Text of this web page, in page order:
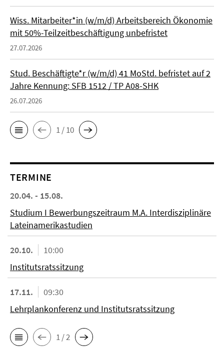
Wiss. Mitarbeiter*in (w/m/d) Arbeitsbereich Ökonomie
mit 50%-Teilzeitbeschäftigung unbefristet
27.07.2026
Stud. Beschäftigte*r (w/m/d) 41 MoStd. befristet auf 2
Jahre Kennung: SFB 1512 / TP A08-SHK
26.07.2026
1 / 10
TERMINE
20.04. - 15.08.
Studium I Bewerbungszeitraum M.A. Interdisziplinäre
Lateinamerikastudien
20.10.
10:00
Institutsratssitzung
17.11.
09:30
Lehrplankonferenz und Institutsratssitzung
1 / 2